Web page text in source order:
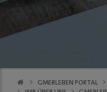
GM | Der
GMERLEBEN PORTAL